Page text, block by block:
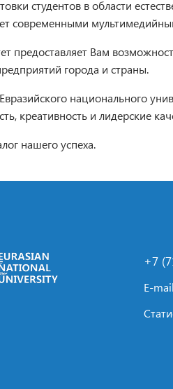
студентов в области
современными
предоставляет Вам
города и страны.
национального
креативность и лидерские
нашего успеха.
+7
E-